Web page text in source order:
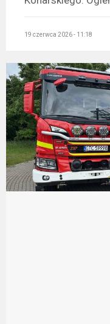
19 czerwca 2026 - 11:18